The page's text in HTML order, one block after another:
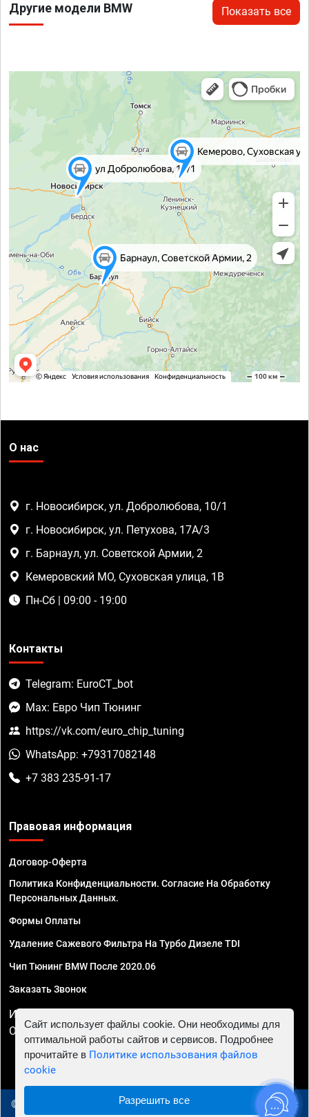
Другие модели BMW Показать все
О нас
г. Новосибирск, ул. Добролюбова, 10/1
г. Новосибирск, ул. Петухова, 17А/3
г. Барнаул, ул. Советской Армии, 2
Кемеровский МО, Суховская улица, 1В
Пн-Сб | 09:00 - 19:00
Контакты
Telegram: EuroCT_bot
Max: Евро Чип Тюнинг
https://vk.com/euro_chip_tuning
WhatsApp: +79317082148
+7 383 235-91-17
Правовая информация
Договор-Оферта
Политика Конфиденциальности. Согласие На Обработку
Персональных Данных.
Формы Оплаты
Удаление Сажевого Фильтра На Турбо Дизеле TDI
Чип Тюнинг BMW После 2020.06
Заказать Звонок
ИП Смирнов Георгий Павлович. ИНН 781302555843,
ОГРНИП 324470400032610
© 2010 - 2026 Чип тюнинг в Новосибирске - Автосервис
Сайт использует файлы cookie. Они необходимы для
оптимальной работы сайтов и сервисов. Подробнее
прочитайте в Политике использования файлов
cookie
Разрешить все